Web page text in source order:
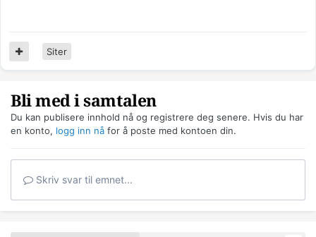
Siter
Bli med i samtalen
Du kan publisere innhold nå og registrere deg senere. Hvis du har
en konto, logg inn nå for å poste med kontoen din.
Skriv svar til emnet...